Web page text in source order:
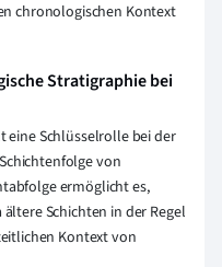
chronologischen Kontext
Stratigraphie bei
eine Schlüsselrolle bei der
von
ermöglicht es,
Schichten in der Regel
Kontext von